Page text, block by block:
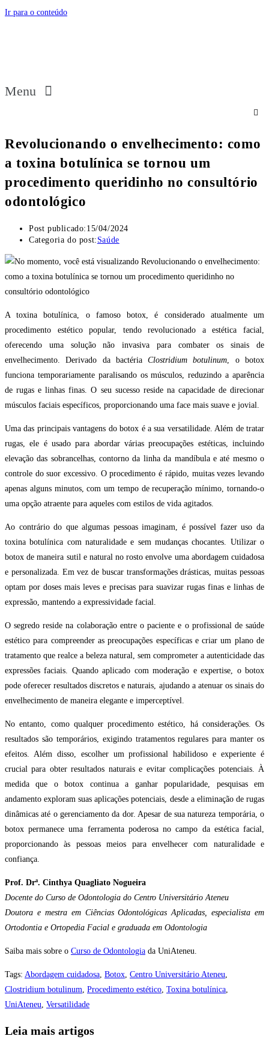
Ir para o conteúdo
Menu
Revolucionando o envelhecimento: como
a toxina botulínica se tornou um
procedimento queridinho no consultório
odontológico
Post publicado: 15/04/2024
Categoria do post: Saúde
A toxina botulínica, o famoso botox, é considerado atualmente um
procedimento estético popular, tendo revolucionado a estética facial,
oferecendo uma solução não invasiva para combater os sinais de
envelhecimento. Derivado da bactériaClostridium botulinum, o botox
funciona temporariamente paralisando os músculos, reduzindo a aparência
de rugas e linhas finas. O seu sucesso reside na capacidade de direcionar
músculos faciais específicos, proporcionando uma face mais suave e jovial.
Uma das principais vantagens do botox é a sua versatilidade. Além de tratar
rugas, ele é usado para abordar várias preocupações estéticas, incluindo
elevação das sobrancelhas, contorno da linha da mandíbula e até mesmo o
controle do suor excessivo. O procedimento é rápido, muitas vezes levando
apenas alguns minutos, com um tempo de recuperação mínimo, tornando-o
uma opção atraente para aqueles com estilos de vida agitados.
Ao contrário do que algumas pessoas imaginam, é possível fazer uso da
toxina botulínica com naturalidade e sem mudanças chocantes. Utilizar o
botox de maneira sutil e natural no rosto envolve uma abordagem cuidadosa
e personalizada. Em vez de buscar transformações drásticas, muitas pessoas
optam por doses mais leves e precisas para suavizar rugas finas e linhas de
expressão, mantendo a expressividade facial.
O segredo reside na colaboração entre o paciente e o profissional de saúde
estético para compreender as preocupações específicas e criar um plano de
tratamento que realce a beleza natural, sem comprometer a autenticidade das
expressões faciais. Quando aplicado com moderação e expertise, o botox
pode oferecer resultados discretos e naturais, ajudando a atenuar os sinais do
envelhecimento de maneira elegante e imperceptível.
No entanto, como qualquer procedimento estético, há considerações. Os
resultados são temporários, exigindo tratamentos regulares para manter os
efeitos. Além disso, escolher um profissional habilidoso e experiente é
crucial para obter resultados naturais e evitar complicações potenciais. À
medida que o botox continua a ganhar popularidade, pesquisas em
andamento exploram suas aplicações potenciais, desde a eliminação de rugas
dinâmicas até o gerenciamento da dor. Apesar de sua natureza temporária, o
botox permanece uma ferramenta poderosa no campo da estética facial,
proporcionando às pessoas meios para envelhecer com naturalidade e
confiança.
Prof. Drª. Cinthya Quagliato Nogueira
Docente do Curso de Odontologia do Centro Universitário Ateneu
Doutora e mestra em Ciências Odontológicas Aplicadas, especialista em
Ortodontia e Ortopedia Facial e graduada em Odontologia
Saiba mais sobre o Curso de Odontologia da UniAteneu.
Tags: Abordagem cuidadosa, Botox, Centro Universitário Ateneu,
Clostridium botulinum, Procedimento estético, Toxina botulínica,
UniAteneu, Versatilidade
Leia mais artigos